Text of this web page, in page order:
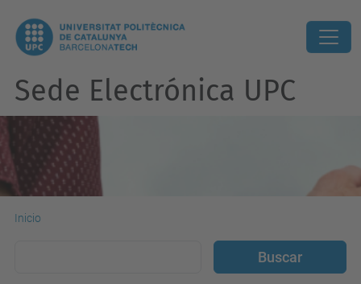
Sede Electrónica UPC
Inicio